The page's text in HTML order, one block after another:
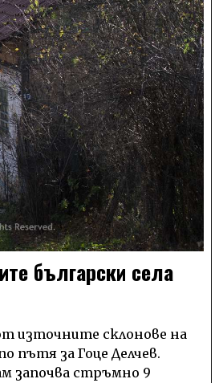
български села
източните склонове на
пътя за Гоце Делчев.
започва стръмно 9